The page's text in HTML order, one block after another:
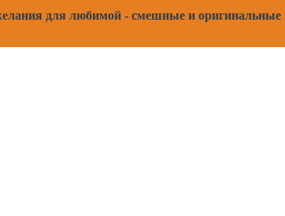
для любимой - смешные и оригинальные